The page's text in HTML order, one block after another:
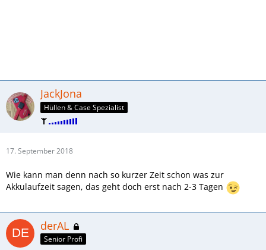
JackJona
Hüllen & Case Spezialist
17. September 2018
Wie kann man denn nach so kurzer Zeit schon was zur
Akkulaufzeit sagen, das geht doch erst nach 2-3 Tagen
derAL
Senior Profi